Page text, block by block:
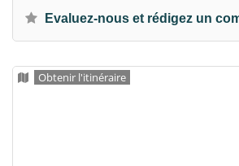
Evaluez-nous et rédigez un
Obtenir l'itinéraire